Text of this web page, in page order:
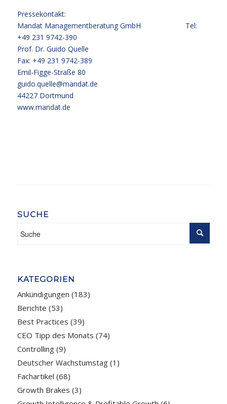
Pressekontakt:
Mandat Managementberatung GmbH Tel:
+49 231 9742-390
Prof. Dr. Guido Quelle
Fax: +49 231 9742-389
Emil-Figge-Straße 80
guido.quelle@mandat.de
44227 Dortmund
www.mandat.de
SUCHE
KATEGORIEN
Ankündigungen (183)
Berichte (53)
Best Practices (39)
CEO Tipp des Monats (74)
Controlling(9)
Deutscher Wachstumstag(1)
Fachartikel (68)
Growth Brakes (3)